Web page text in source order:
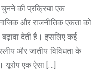
चुनने की प्रक्रिया एक
और राजनीतिक एकता को
देती है। इसलिए कई
और जातीय विविधता के
एक ऐसा […]